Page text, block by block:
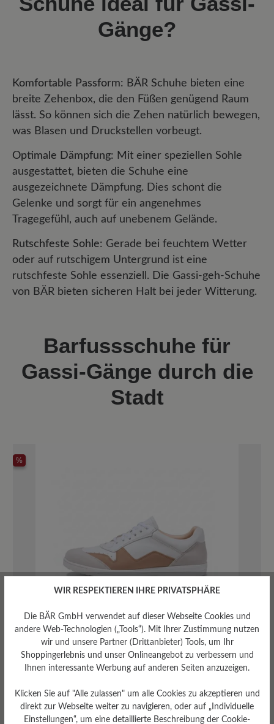
Gänge?
Komfortable Passform: BÄR Schuhe bieten eine
breite Zehenbox, die den Füßen genügend Raum
lässt. So können sich die Zehen natürlich bewegen,
was Blasen und Druckstellen vorbeugt.
Optimale Dämpfung: Mit einer speziellen Sohle
ausgestattet, bieten die Schuhe eine
ausgezeichnete Dämpfung. Dies schont die
Gelenke und sorgt für ein angenehmes
Tragegefühl, auch auf unebenem Gelände.
Rutschfeste Sohle: Gerade bei feuchtem Wetter
oder auf rutschigem Untergrund ist eine
rutschfeste Sohle essenziell. Die Gassi-geh-Schuhe
von BÄR bieten sicheren Halt bei jeder Witterung.
Barfussschuhe für
Gassi-Gänge durch die
Stadt
%
100% Zehenfreiheit Barfußschuh Für
ea
159,00 €
Farbeauswählen
320 324 405
WIR RESPEKTIEREN IHRE PRIVATSPHÄRE
Die BÄR GmbH verwendet auf dieser Webseite Cookies und
andere Web-Technologien („Tools“). Mit Ihrer Zustimmung nutzen
wir und unsere Partner (Drittanbieter) Tools, um Ihr
Shoppingerlebnis und unser Onlineangebot zu verbessern und
Ihnen interessante Werbung auf anderen Seiten anzuzeigen.
Klicken Sie auf "Alle zulassen" um alle Cookies zu akzeptieren und
direkt zur Webseite weiter zu navigieren, oder auf „Individuelle
Einstellungen“, um eine detaillierte Beschreibung der Cookie-